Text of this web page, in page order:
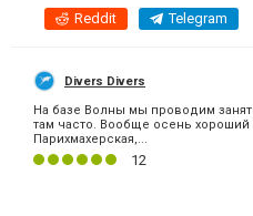
Reddit Telegram
Divers Divers
На базе Волны мы проводим
там часто. Вообще осень
Парихмахерская,...
12